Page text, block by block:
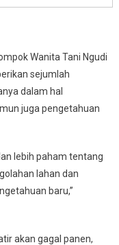
Wanita Tani Ngudi
sejumlah
dalam hal
juga pengetahuan
lebih paham tentang
lahan dan
baru,”
akan gagal panen,